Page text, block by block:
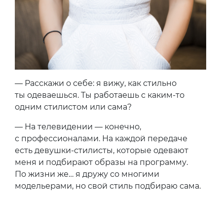
— Расскажи о себе: я вижу, как стильно
ты одеваешься. Ты работаешь с каким-то
одним стилистом или сама?
— На телевидении — конечно,
с профессионалами. На каждой передаче
есть девушки-стилисты, которые одевают
меня и подбирают образы на программу.
По жизни же… я дружу со многими
модельерами, но свой стиль подбираю сама.